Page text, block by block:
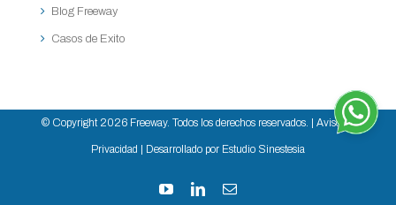
Blog Freeway
Casos de Exito
© Copyright 2026 Freeway. Todos los derechos reservados. | Aviso de
Privacidad | Desarrollado por Estudio Sinestesia
YouTubeLinkedInCorreo